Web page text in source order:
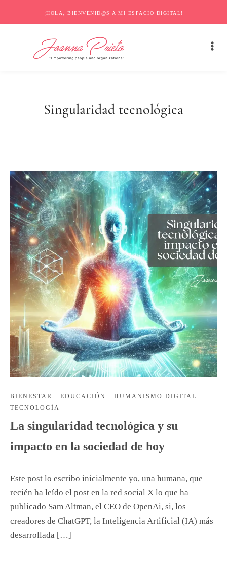
¡HOLA, BIENVENID@S A MI ESPACIO DIGITAL!
Singularidad tecnológica
BIENESTAR · EDUCACIÓN · HUMANISMO DIGITAL
·
TECNOLOGÍA
La singularidad tecnológica y su
impacto en la sociedad de hoy
Este post lo escribo inicialmente yo, una humana, que
recién ha leído el post en la red social X lo que ha
publicado Sam Altman, el CEO de OpenAi, si, los
creadores de ChatGPT, la Inteligencia Artificial (IA) más
desarrollada […]